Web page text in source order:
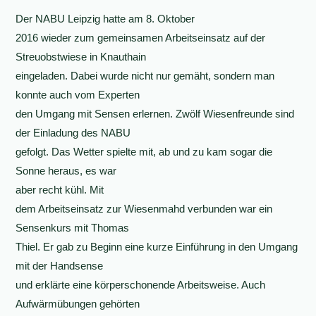
Der NABU Leipzig hatte am 8. Oktober
2016 wieder zum gemeinsamen Arbeitseinsatz auf der
Streuobstwiese in Knauthain
eingeladen. Dabei wurde nicht nur gemäht, sondern man
konnte auch vom Experten
den Umgang mit Sensen erlernen. Zwölf Wiesenfreunde sind
der Einladung des NABU
gefolgt. Das Wetter spielte mit, ab und zu kam sogar die
Sonne heraus, es war
aber recht kühl. Mit
dem Arbeitseinsatz zur Wiesenmahd verbunden war ein
Sensenkurs mit Thomas
Thiel. Er gab zu Beginn eine kurze Einführung in den Umgang
mit der Handsense
und erklärte eine körperschonende Arbeitsweise. Auch
Aufwärmübungen gehörten